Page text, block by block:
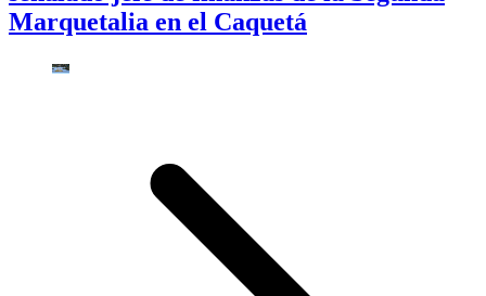
Marquetalia en el Caquetá